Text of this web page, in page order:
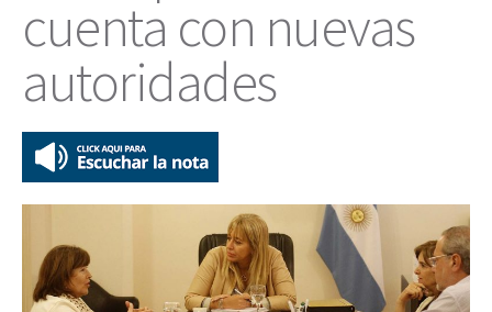
cuenta con nuevas
autoridades